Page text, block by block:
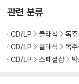
관련 분류
CD/LP 클래식 독
CD/LP
클래식 독
CD/LP
스페셜샵